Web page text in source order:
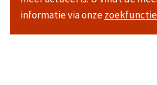
informatie via onzezoekfunctie